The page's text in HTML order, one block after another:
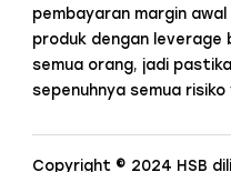
pembayaran margin
produk dengan
semua orang, jadi
sepenuhnya semua
Copyright © 2024 HSB